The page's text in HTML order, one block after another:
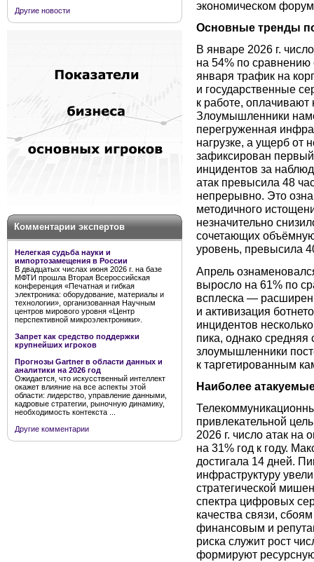
Другие новости
Комментарии экспертов
Нелегкая судьба науки и
импортозамещения в России
В двадцатых числах июня 2026 г. на базе
МФТИ прошла Вторая Всероссийская
конференция «Печатная и гибкая
электроника: оборудование, материалы и
технологии», организованная Научным
центров мирового уровня «Центр
перспективной микроэлектроники».
Запрет как средство поддержки
крупнейших игроков
Прогнозы Gartner в области данных и
аналитики на 2026 год
Ожидается, что искусственный интеллект
окажет влияние на все аспекты этой
области: лидерство, управление данными,
кадровые стратегии, рыночную динамику,
необходимость контекста ...
Другие комментарии
экономическом
Основные тренды
В январе 2026 г.
на 54% по
января трафик на
и государственные
к работе,
Злоумышленники
перегруженная
нагрузке, а ущерб от
зафиксирован
инцидентов за
атак превысила 48
непрерывно. Это
методичного
незначительно
сочетающих
уровень, превысила
Апрель
выросло на 61% по
всплеска —
и активизация
инцидентов
пика, однако средняя
злоумышленники
к таргетированным
Наиболее
привлекательной
2026 г. число атак
на 31% год к году.
достигала 14 дней.
инфраструктуру
стратегической
спектра цифровых
качества связи,
финансовым и
риска служит рост
формируют